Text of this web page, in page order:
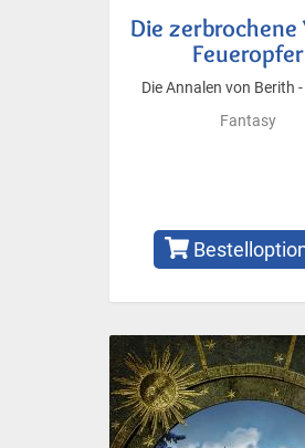
Die
Feueropfer
Die Annalen von Berith
Fantasy